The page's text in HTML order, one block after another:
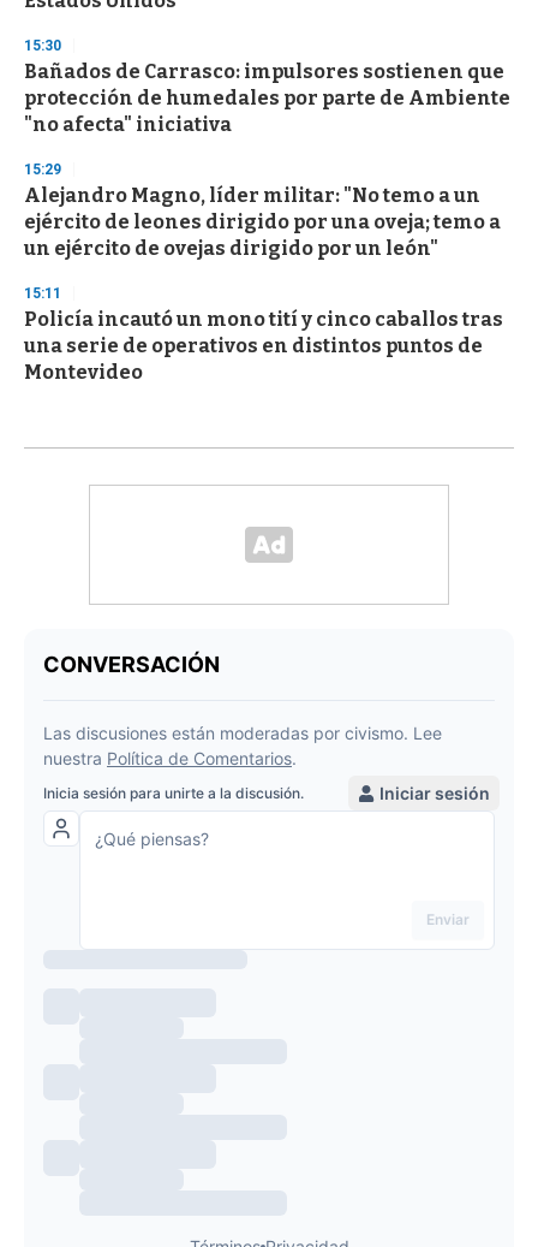
15:30
Bañados de Carrasco: impulsores sostienen que
protección de humedales por parte de Ambiente
"no afecta" iniciativa
15:29
Alejandro Magno, líder militar: "No temo a un
ejército de leones dirigido por una oveja; temo a
un ejército de ovejas dirigido por un león"
15:11
Policía incautó un mono tití y cinco caballos tras
una serie de operativos en distintos puntos de
Montevideo